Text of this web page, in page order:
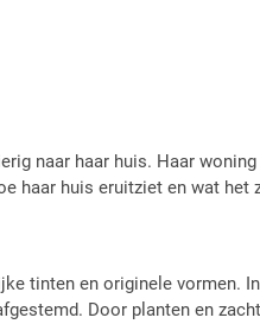
naar haar huis. Haar
haar huis eruitziet en wat het
tinten en originele vormen.
Door planten en